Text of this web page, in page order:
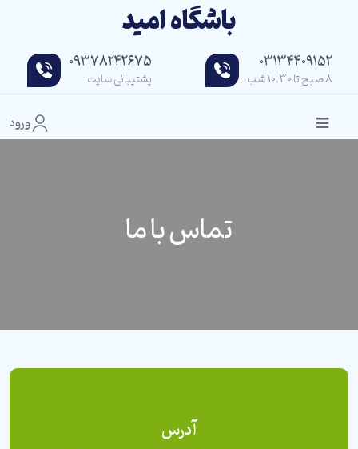
باشگاه امید
03134409152
8 صبح تا 10.30 شب
09378242675
پشتیبانی سایت
ورود
تماس با ما
آدرس